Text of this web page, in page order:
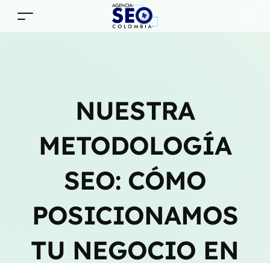
NUESTRA
METODOLOGÍA
SEO: CÓMO
POSICIONAMOS
TU NEGOCIO EN